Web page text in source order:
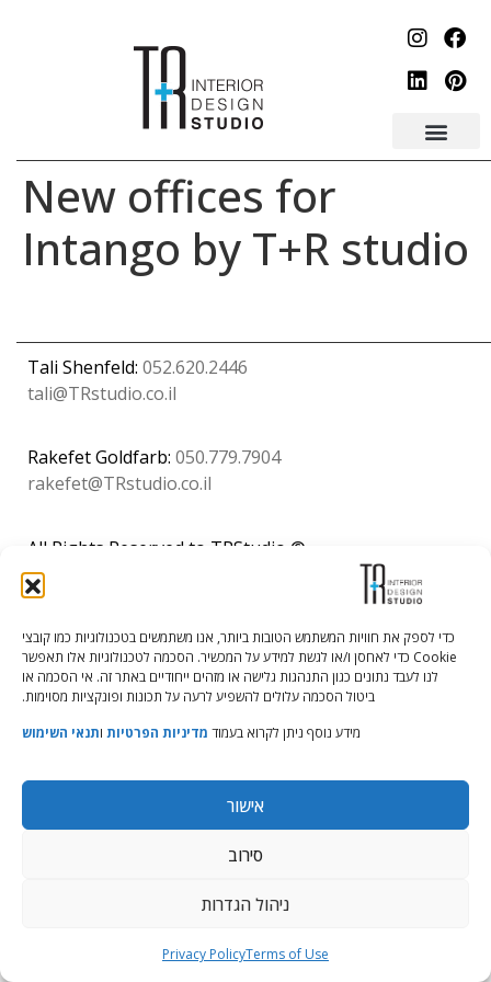
כדי לספק את חוויות המשתמש הטובות ביותר, אנו משתמשים בטכנולוגיות כמו קובצי
Cookie כדי לאחסן ו/או לגשת למידע על המכשיר. הסכמה לטכנולוגיות אלו תאפשר
לנו לעבד נתונים כגון התנהגות גלישה או מזהים ייחודיים באתר זה. אי הסכמה או
ביטול הסכמה עלולים להשפיע לרעה על תכונות ופונקציות מסוימות.
מידע נוסף ניתן לקרוא בעמוד מדיניות הפרטיות ותנאי השימוש
אישור
סירוב
ניהול הגדרות
Terms of Use
Privacy Policy
New offices for
Intango by T+R studio
Tali Shenfeld: 052.620.2446
tali@TRstudio.co.il
Rakefet Goldfarb: 050.779.7904
rakefet@TRstudio.co.il
© All Rights Reserved to TRStudio
Site:
הצהרת נגישות|מדיניות פרטיות|תנאי שימוש